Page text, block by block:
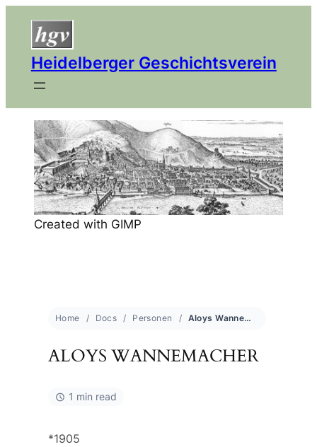
Heidelberger Geschichtsverein
Created with GIMP
Home Docs Personen Aloys Wannemacher
ALOYS WANNEMACHER
1 min read
*1905